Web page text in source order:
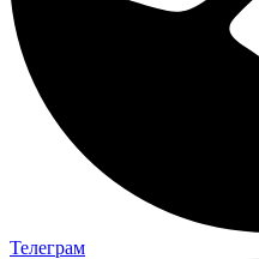
Телеграм